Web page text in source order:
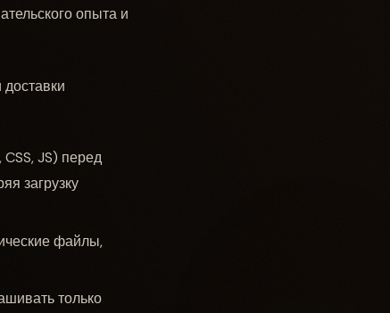
опыта и
JS) перед
загрузку
файлы,
только